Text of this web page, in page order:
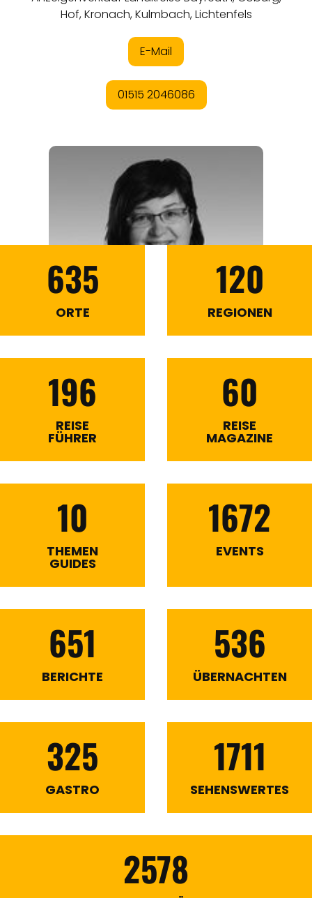
635
ORTE
120
REGIONEN
196
REISE
FÜHRER
60
REISE
MAGAZINE
10
THEMEN
GUIDES
1672
EVENTS
651
BERICHTE
536
ÜBERNACHTEN
325
GASTRO
1711
SEHENSWERTES
2578